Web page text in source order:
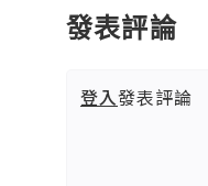
發表評論
登入發表評論